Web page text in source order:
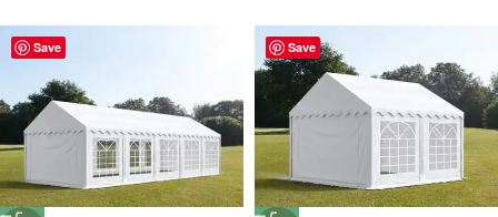
Save Save